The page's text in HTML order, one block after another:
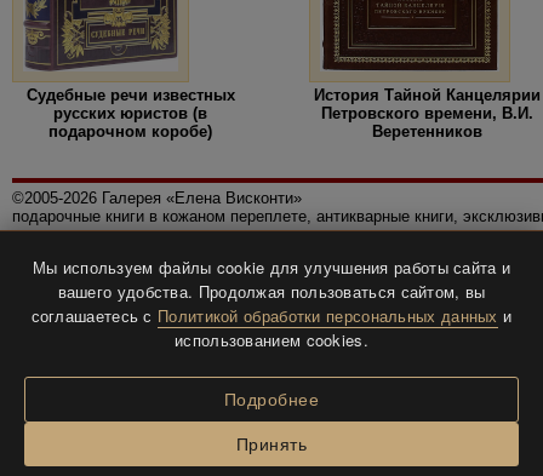
Судебные речи известных
русских юристов (в
подарочном коробе)
История Тайной Канцелярии
Петровского времени, В.И.
Веретенников
©2005-2026 Галерея «Елена Висконти»
подарочные книги в кожаном переплете, антикварные книги,
Политика конфиденциальности
Все права защищены.
Разработка и дизайнBTV-info.
Мы используем файлы cookie для улучшения работы сайта и
вашего удобства. Продолжая пользоваться сайтом, вы
соглашаетесь с Политикой обработки персональных данных и
использованием cookies.
Подробнее
Принять